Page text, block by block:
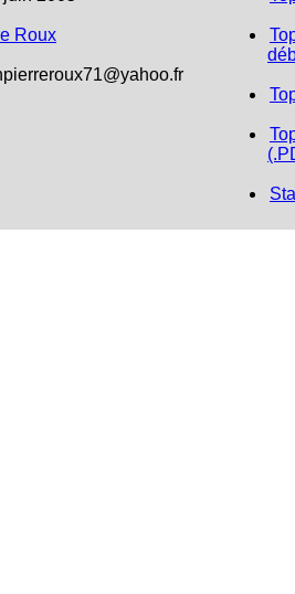
Roux